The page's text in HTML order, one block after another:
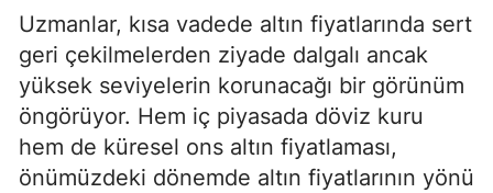
Uzmanlar, kısa vadede altın fiyatlarında sert
geri çekilmelerden ziyade dalgalı ancak
yüksek seviyelerin korunacağı bir görünüm
öngörüyor. Hem iç piyasada döviz kuru
hem de küresel ons altın fiyatlaması,
önümüzdeki dönemde altın fiyatlarının yönü